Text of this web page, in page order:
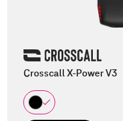
Crosscall X-Power V3